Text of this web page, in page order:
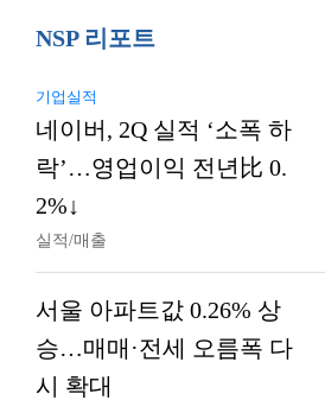
NSP 리포트
기업실적
네이버, 2Q 실적 ‘소폭 하
락’…영업이익 전년比 0.
2%↓
실적/매출
서울 아파트값 0.26% 상
승…매매·전세 오름폭 다
시 확대